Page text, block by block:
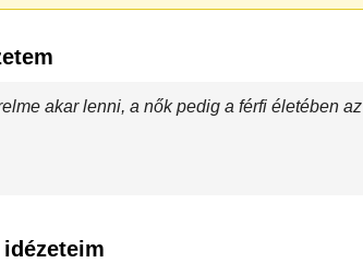
akar lenni, a nők pedig a férfi életében